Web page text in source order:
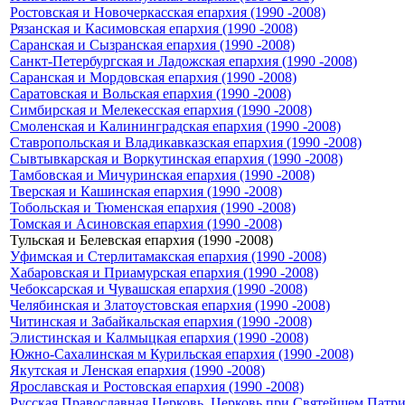
Ростовская и Новочеркасская епархия (1990 -2008)
Рязанская и Касимовская епархия (1990 -2008)
Саранская и Сызранская епархия (1990 -2008)
Санкт-Петербургская и Ладожская епархия (1990 -2008)
Саранская и Мордовская епархия (1990 -2008)
Саратовская и Вольская епархия (1990 -2008)
Симбирская и Мелекесская епархия (1990 -2008)
Смоленская и Калининградская епархия (1990 -2008)
Ставропольская и Владикавказская епархия (1990 -2008)
Сывтывкарская и Воркутинская епархия (1990 -2008)
Тамбовская и Мичуринская епархия (1990 -2008)
Тверская и Кашинская епархия (1990 -2008)
Тобольская и Тюменская епархия (1990 -2008)
Томская и Асиновская епархия (1990 -2008)
Тульская и Белевская епархия (1990 -2008)
Уфимская и Стерлитамакская епархия (1990 -2008)
Хабаровская и Приамурская епархия (1990 -2008)
Чебоксарская и Чувашская епархия (1990 -2008)
Челябинская и Златоустовская епархия (1990 -2008)
Читинская и Забайкальская епархия (1990 -2008)
Элистинская и Калмыцкая епархия (1990 -2008)
Южно-Сахалинская м Курильская епархия (1990 -2008)
Якутская и Ленская епархия (1990 -2008)
Ярославская и Ростовская епархия (1990 -2008)